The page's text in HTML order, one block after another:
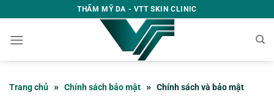
to
content
THẨM MỸ DA - VTT SKIN CLINIC
Trang chủ » Chính sách bảo mật » Chính sách và bảo mật